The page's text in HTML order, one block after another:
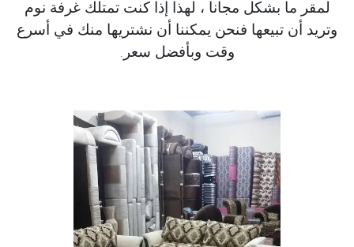
لمقر ما بشكل مجانا ، لهذا إذا كنت تمتلك غرفة نوم
وتريد أن تبيعها فنحن يمكننا أن نشتريها منك في أسرع
وقت وبأفضل سعر.